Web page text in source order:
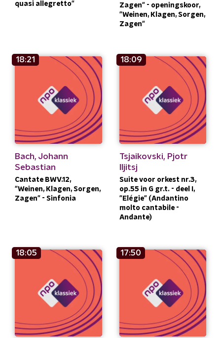
quasi allegretto"
Zagen" - openingskoor,
"Weinen, Klagen, Sorgen,
Zagen"
18:21
Bach, Johann
Sebastian
Cantate BWV.12,
"Weinen, Klagen, Sorgen,
Zagen" - Sinfonia
18:09
Tsjaikovski, Pjotr
Iljitsj
Suite voor orkest nr.3,
op.55 in G gr.t. - deel I,
"Elégie" (Andantino
molto cantabile -
Andante)
18:05 17:50